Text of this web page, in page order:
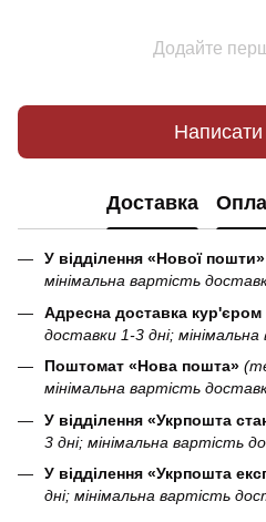
Додайте
Написати
Доставка
У відділення «Нової пошти»
мінімальна вартість
Адресна доставка
доставки 1-3 дні;
Поштомат «Нова пошта»
мінімальна вартість
У відділення «Укрпошта
3 дні; мінімальна вартість
У відділення «Укрпошта
дні; мінімальна вартість